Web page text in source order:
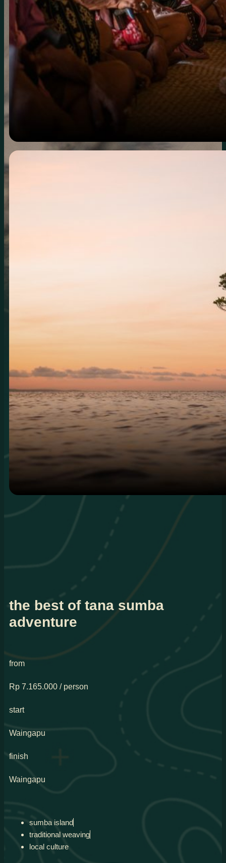
the best of tana sumba
adventure
from
Rp 7.165.000 / person
start
Waingapu
finish
Waingapu
sumba island
traditional weaving
local culture